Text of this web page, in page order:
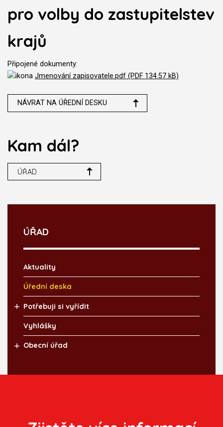
pro volby do zastupitelstev
krajů
Připojené dokumenty:
Jmenování zapisovatele.pdf (PDF 134.57 kB)
NÁVRAT NA ÚŘEDNÍ DESKU
Kam dál?
ÚŘAD
ÚŘAD
Aktuality
Úřední deska
Potřebuji si vyřídit
Vyhlášky
Obecní úřad